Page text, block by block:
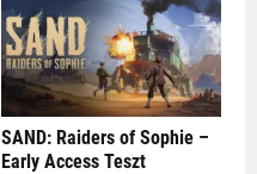
SAND: Raiders of Sophie –
Early Access Teszt